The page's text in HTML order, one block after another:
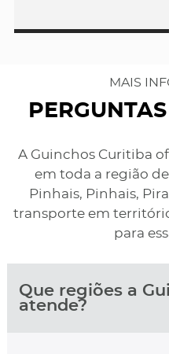
MAIS
A Guinchos Curitiba
em toda a região
Pinhais, Pinhais,
transporte em
para
Que regiões a
atende?